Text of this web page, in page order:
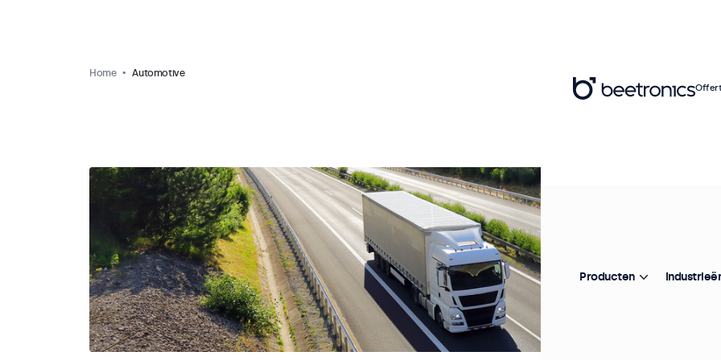
Home Automotive
Producten